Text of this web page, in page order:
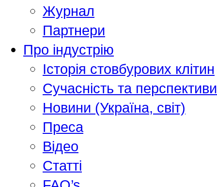
Журнал
Партнери
Про індустрію
Історія стовбурових клітин
Сучасність та перспективи
Новини (Україна, світ)
Преса
Відео
Статті